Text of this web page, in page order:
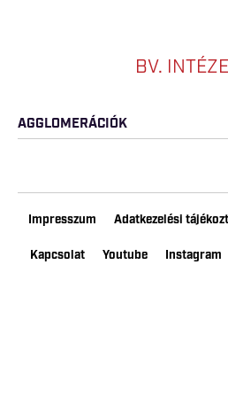
BV.
AGGLOMERÁCIÓK
Impresszum Adatkezelési
Kapcsolat Youtube Instagram